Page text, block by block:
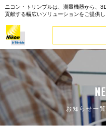
ニコン・トリンブルは、測量機器から、
貢献する幅広いソリューションをご提供し
お知らせ一